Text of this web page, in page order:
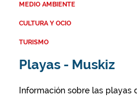
MEDIO AMBIENTE
CULTURA Y OCIO
TURISMO
Playas - Muskiz
Información sobre las playas